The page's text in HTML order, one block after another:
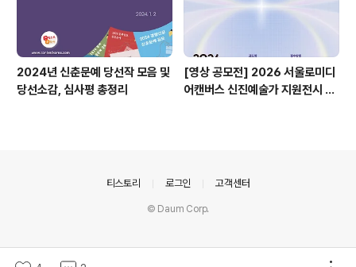
2024년 신춘문예 당선작 모음 및
당선소감, 심사평 총정리
[영상 공모전] 2026 서울로미디
어캔버스 신진예술가 지원전시 공
티스토리 로그인 고객센터
© Daum Corp.